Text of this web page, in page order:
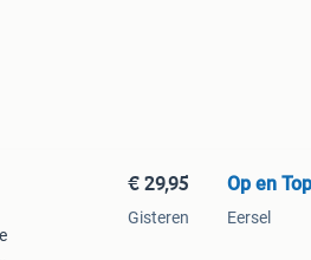
€ 29,95
Gisteren
Op en
Eersel